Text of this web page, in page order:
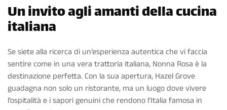
Un invito agli amanti della cucina
italiana
Se siete alla ricerca di un’esperienza autentica che vi faccia
sentire come in una vera trattoria italiana, Nonna Rosa è la
destinazione perfetta. Con la sua apertura, Hazel Grove
guadagna non solo un ristorante, ma un luogo dove vivere
l’ospitalità e i sapori genuini che rendono l’Italia famosa in